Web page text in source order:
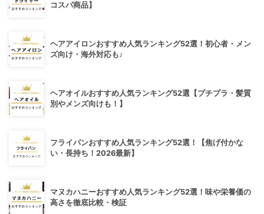
コスパ商品】
ヘアアイロンおすすめ人気ランキング52選！初心者・メン
ズ向け・海外対応も♪
ヘアオイルおすすめ人気ランキング52選【プチプラ・髪質
別やメンズ向けも！】
フライパンおすすめ人気ランキング52選！【焦げ付かな
い・長持ち！2026最新】
マヌカハニーおすすめ人気ランキング52選！味や栄養価の
高さを徹底比較・検証